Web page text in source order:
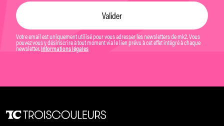
Votre email est uniquement utilisé pour vous adresser les newsletters de mk2. Vous
pouvez vous y désinscrire à tout moment via le lien prévu à cet effet intégré à chaque
newsletter. Informations légales